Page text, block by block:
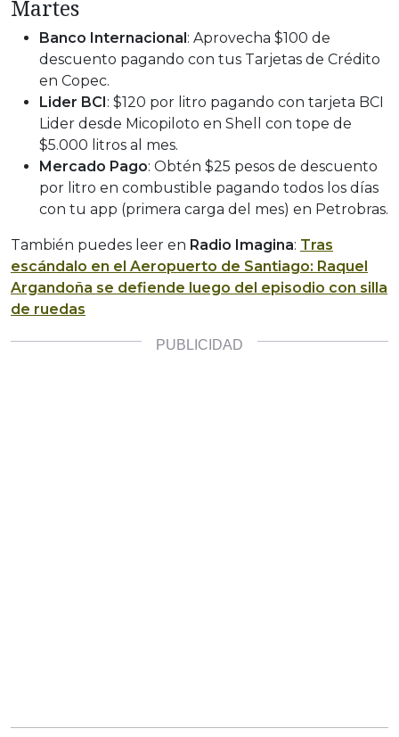
Martes
Banco Internacional : Aprovecha $100 de
descuento pagando con tus Tarjetas de Crédito
en Copec.
Lider BCI : $120 por litro pagando con tarjeta BCI
Lider desde Micopiloto en Shell con tope de
$5.000 litros al mes.
Mercado Pago: Obtén $25 pesos de descuento
por litro en combustible pagando todos los días
con tu app (primera carga del mes) en Petrobras.
También puedes leer en Radio Imagina: Tras
escándalo en el Aeropuerto de Santiago: Raquel
Argandoña se defiende luego del episodio con silla
de ruedas